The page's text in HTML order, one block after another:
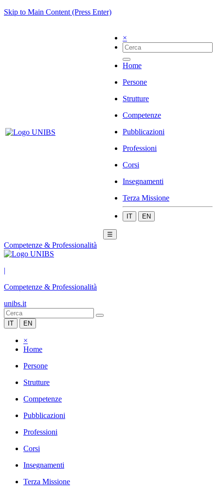
Skip to Main Content (Press Enter)
×
Home
Persone
Strutture
Competenze
Pubblicazioni
Professioni
Corsi
Insegnamenti
Terza Missione
IT EN
☰
Competenze & Professionalità
|
Competenze & Professionalità
unibs.it
IT EN
×
Home
Persone
Strutture
Competenze
Pubblicazioni
Professioni
Corsi
Insegnamenti
Terza Missione